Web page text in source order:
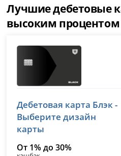
Лучшие дебетовые
высоким процентом
лицензия № 2673
Дебетовая карта Блэк -
Выберите дизайн
карты
От 1% до 30%